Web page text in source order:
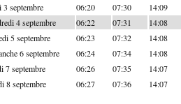
3 septembre 06:20 07:30 14:09
4 septembre 06:22 07:31 14:08
5 septembre 06:23 07:32 14:08
6 septembre 06:24 07:34 14:08
7 septembre 06:26 07:35 14:07
8 septembre 06:27 07:36 14:07